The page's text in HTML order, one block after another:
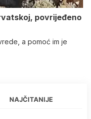
povrijeđeno
a pomoć im je
NAJČITANIJE